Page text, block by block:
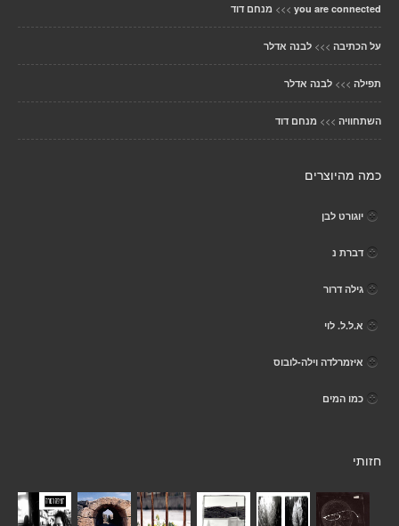
you are connected
>>> מנחם דוד
על הכתיבה >>> לבנה אדלר
תפילה >>> לבנה אדלר
השתחוויה >>> מנחם דוד
כמה מהיוצרים
יוגורט לבן
דברת נ
גילה דרור
א.ל.ל. לוי
איזמרלדה וילה-לובוס
כמו המים
חזותי